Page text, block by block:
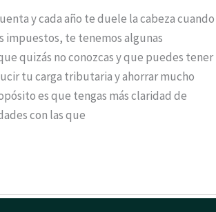
y cada año te duele la cabeza cuando
impuestos, te tenemos algunas
quizás no conozcas y que puedes tener
tu carga tributaria y ahorrar mucho
es que tengas más claridad de
con las que